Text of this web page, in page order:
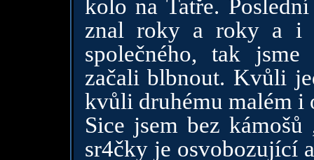
kolo na Tatře.
znal roky a roky a i
společného, tak
začali blbnout. Kvůli
kvůli druhému malém i
Sice jsem bez
sr4čky je osvobozující